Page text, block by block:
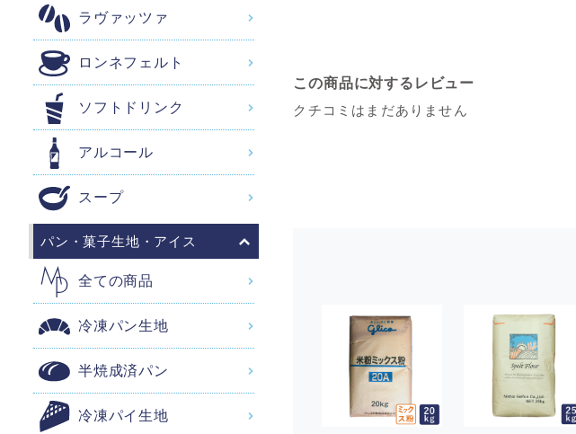
この商品に対するレビュー
クチコミはまだありません
ラヴァッツァ
ロンネフェルト
ソフトドリンク
アルコール
スープ
パン・菓子生地・アイス
全ての商品
冷凍パン生地
半焼成済パン
冷凍パイ生地